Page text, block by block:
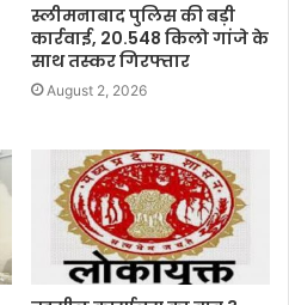
स्लीमनाबाद पुलिस की बड़ी
कार्रवाई, 20.548 किलो गांजे के
साथ तस्कर गिरफ्तार
August 2, 2026